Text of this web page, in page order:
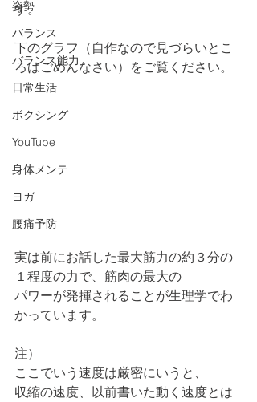
姿勢
バランス
バランス能力
日常生活
ボクシング
YouTube
身体メンテ
ヨガ
腰痛予防
す。
下のグラフ（自作なので見づらいとこ
ろはごめんなさい）をご覧ください。
実は前にお話した最大筋力の約３分の
１程度の力で、筋肉の最大の
パワーが発揮されることが生理学でわ
かっています。
注）
ここでいう速度は厳密にいうと、
収縮の速度、以前書いた動く速度とは